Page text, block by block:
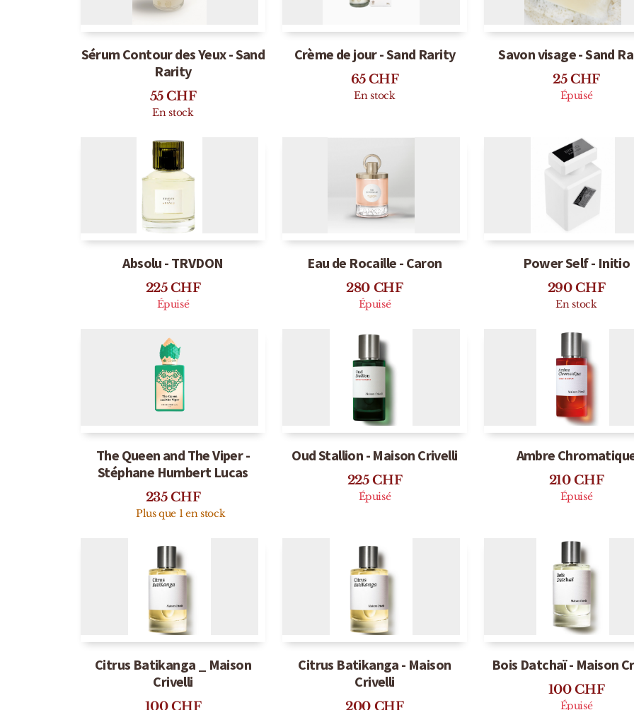
Sérum Contour des Yeux - Sand
Rarity
55CHF
En stock
Crème de jour - Sand Rarity
65CHF
En stock
Savon visage - Sand
CHF
Épuisé
Absolu - TRVDON
225CHF
Épuisé
Eau de Rocaille - Caron
280CHF
Épuisé
Power Self - Initio
290CHF
En stock
The Queen and The Viper -
Stéphane Humbert Lucas
235CHF
Plus que 1 en stock
Oud Stallion - Maison Crivelli
225CHF
Épuisé
Ambre
210CHF
Épuisé